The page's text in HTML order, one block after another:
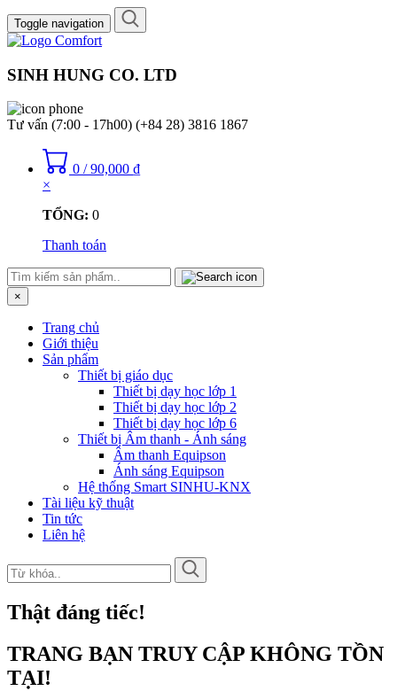
Toggle navigation
SINH HUNG CO. LTD
Tư vấn (7:00 - 17h00) (+84 28) 3816 1867
0 / 90,000 ₫
×
TỔNG: 0
Thanh toán
×
Trang chủ
Giới thiệu
Sản phẩm
Thiết bị giáo dục
Thiết bị dạy học lớp 1
Thiết bị dạy học lớp 2
Thiết bị dạy học lớp 6
Thiết bị Âm thanh - Ánh sáng
Âm thanh Equipson
Ánh sáng Equipson
Hệ thống Smart SINHU-KNX
Tài liệu kỹ thuật
Tin tức
Liên hệ
Thật đáng tiếc!
TRANG BẠN TRUY CẬP KHÔNG TỒN
TẠI!